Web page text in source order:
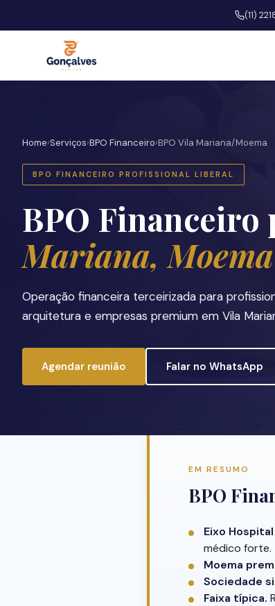
(11)
Home›Serviços›BPO Financeiro›BPO Vila Mariana/Moema
BPO FINANCEIRO PROFISSIONAL LIBERAL
BPO Financeiro
Mariana,
Operação financeira terceirizada para
arquitetura e empresas premium em Vila
Agendar reunião Falar no WhatsApp
EM RESUMO
BPO
Eixo
médico forte.
Moema
Sociedade
Faixa típica.